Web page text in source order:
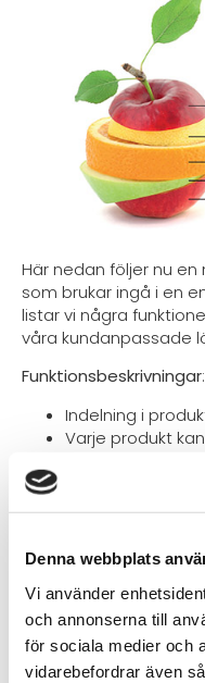
Denna webbplats
Vi använder
och annonserna till
för sociala medier och
vidarebefordrar även
Här nedan följer nu
som brukar ingå i en
listar vi några
våra kundanpassade
Funktionsbeskrivningar:
Indelning i
Varje produkt
dokument.
Möjlighet att
Stöd för
Möjlighet att
enstaka produkt.
Möjlighet att